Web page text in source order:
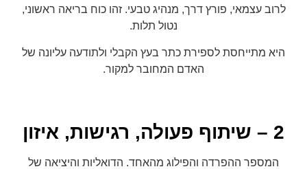
לרוב עצמאי, פורץ דרך, מנהיג טבעי. זהו כוח בריאה ראשוני,
נטול תלות.
היא מתייחסת לספירת כתר בעץ הקבלי ולתודעה עליונה של
האדם המחובר למקור.
2 – שיתוף פעולה, רגישות, איזון
המספר ההפרדה והפילוג מהאחד. הדואליות והיציאה של